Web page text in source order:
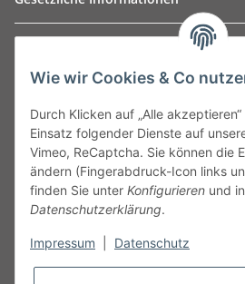
Leibnizstraße 2a
Germany
Phone:+49 40 5287270
Fax:+49 40 5281050
Email:sales@tow-automotive.de
Wie wir Cookies & Co
Durch Klicken auf „Alle
Einsatz folgender Dienste auf
Vimeo, ReCaptcha. Sie können die
ändern (Fingerabdruck-Icon links
finden Sie unter Konfigurieren und
Datenschutzerklärung.
Impressum Datenschutz